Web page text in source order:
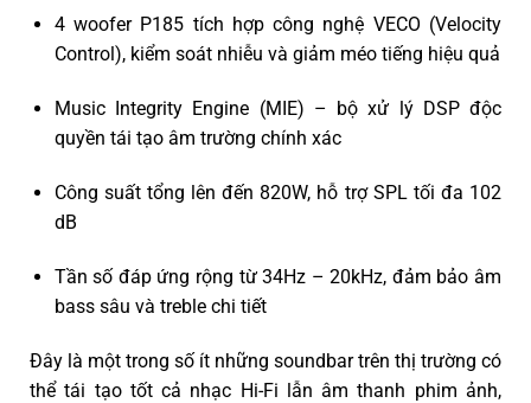
4 woofer P185 tích hợp công nghệ VECO (Velocity
Control), kiểm soát nhiễu và giảm méo tiếng hiệu quả
Music Integrity Engine (MIE) – bộ xử lý DSP độc
quyền tái tạo âm trường chính xác
Công suất tổng lên đến 820W, hỗ trợ SPL tối đa 102
dB
Tần số đáp ứng rộng từ 34Hz – 20kHz, đảm bảo âm
bass sâu và treble chi tiết
Đây là một trong số ít những soundbar trên thị trường có
thể tái tạo tốt cả nhạc Hi-Fi lẫn âm thanh phim ảnh,